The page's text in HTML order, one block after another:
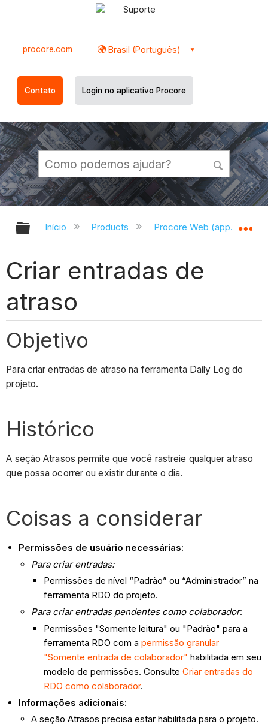
Suporte
procore.com Brasil (Português)
Contato Login no aplicativo Procore
Expandir/recolher hierarquia
Início Products Procore Web
Criar entradas de
atraso
Objetivo
Para criar entradas de atraso na ferramenta Daily Log do
projeto.
Histórico
A seção Atrasos permite que você rastreie qualquer atraso
que possa ocorrer ou existir durante o dia.
Coisas a considerar
Permissões de usuário necessárias:
Para criar entradas:
Permissões de nível “Padrão” ou “Administrador” na
ferramenta RDO do projeto.
Para criar entradas pendentes como colaborador:
Permissões "Somente leitura" ou "Padrão" para a
ferramenta RDO com apermissão granular
"Somente entrada de colaborador" habilitada em seu
modelo de permissões. ConsulteCriar entradas do
RDO como colaborador.
Informações adicionais:
A seção Atrasos precisa estar habilitada para o projeto.